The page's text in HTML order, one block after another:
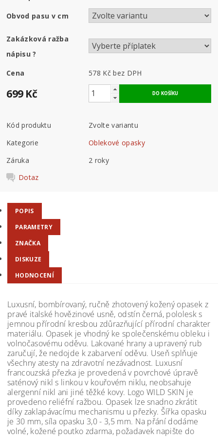
Obvod pasu v cm
Zakázková ražba
nápisu?
Cena 578 Kč bez DPH
699 Kč
Kód produktu
Zvolte variantu
Kategorie
Oblekové opasky
Záruka
2 roky
Dotaz
POPIS
PARAMETRY
ZNAČKA
DISKUZE
HODNOCENÍ
Luxusní, bombírovaný, ručně zhotovený kožený opasek z
pravé italské hovězinové usně, odstín černá, pololesk s
jemnou přírodní kresbou zdůrazňující přírodní charakter
materiálu. Opasek je vhodný ke společenskému obleku i
volnočasovému oděvu. Lakované hrany a upravený rub
zaručují, že nedojde k zabarvení oděvu. Useň splňuje
všechny atesty na zdravotní nezávadnost. Luxusní
francouzská přezka je provedená v povrchové úpravě
saténový nikl s linkou v kouřovém niklu, neobsahuje
alergenní nikl ani jiné těžké kovy. Logo WILD SKIN je
provedeno reliéfní ražbou. Opasek lze snadno zkrátit
díky zaklapávacímu mechanismu u přezky. Šířka opasku
je 30 mm, síla opasku 3,0 - 3,5 mm. Na přání dodáme
volné, kožené poutko zdarma, požadavek napište do